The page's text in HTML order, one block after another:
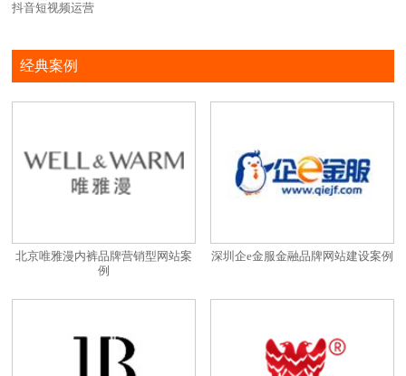
抖音短视频运营
经典案例
北京唯雅漫内裤品牌营销型网站案
例
深圳企e金服金融品牌网站建设案例